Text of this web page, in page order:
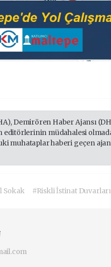
Demirören Haber Ajansı
müdahalesi
muhataplar haberi geçen
Sokak #Riskli İstinat Duvarları